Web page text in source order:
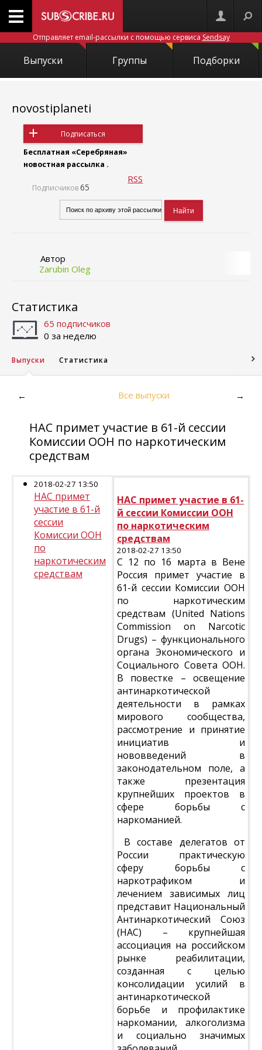
Отправляет email-рассылки с помощью сервиса Sendsay
Выпуски Группы Подборки
novostiplaneti
Подписаться
Бесплатная «Серебряная»
новостная рассылка .
Подписчиков65
RSS
Автор
Zarubin Oleg
Статистика
65 подписчиков
0 за неделю
Выпуски Статистика
← Все выпуски →
НАС примет участие в 61-й сессии
Комиссии ООН по наркотическим
средствам
2018-02-27 13:50
НАС примет
участие в 61-й
сессии
Комиссии ООН
по
наркотическим
средствам
НАС примет участие в 61-
й сессии Комиссии ООН
по наркотическим
средствам
2018-02-27 13:50
С 12 по 16 марта в Вене
Россия примет участие в
61-й сессии Комиссии ООН
по наркотическим
средствам (United Nations
Commission on Narcotic
Drugs) – функционального
органа Экономического и
Социального Совета ООН.
В повестке – освещение
антинаркотической
деятельности в рамках
мирового сообщества,
рассмотрение и принятие
инициатив и
нововведений в
законодательном поле, а
также презентация
крупнейших проектов в
сфере борьбы с
наркоманией.
В составе делегатов от
России практическую
сферу борьбы с
наркотрафиком и
лечением зависимых лиц
представит Национальный
Антинаркотический Союз
(НАС) – крупнейшая
ассоциация на российском
рынке реабилитации,
созданная с целью
консолидации усилий в
антинаркотической
борьбе и профилактике
наркомании, алкоголизма
и социально значимых